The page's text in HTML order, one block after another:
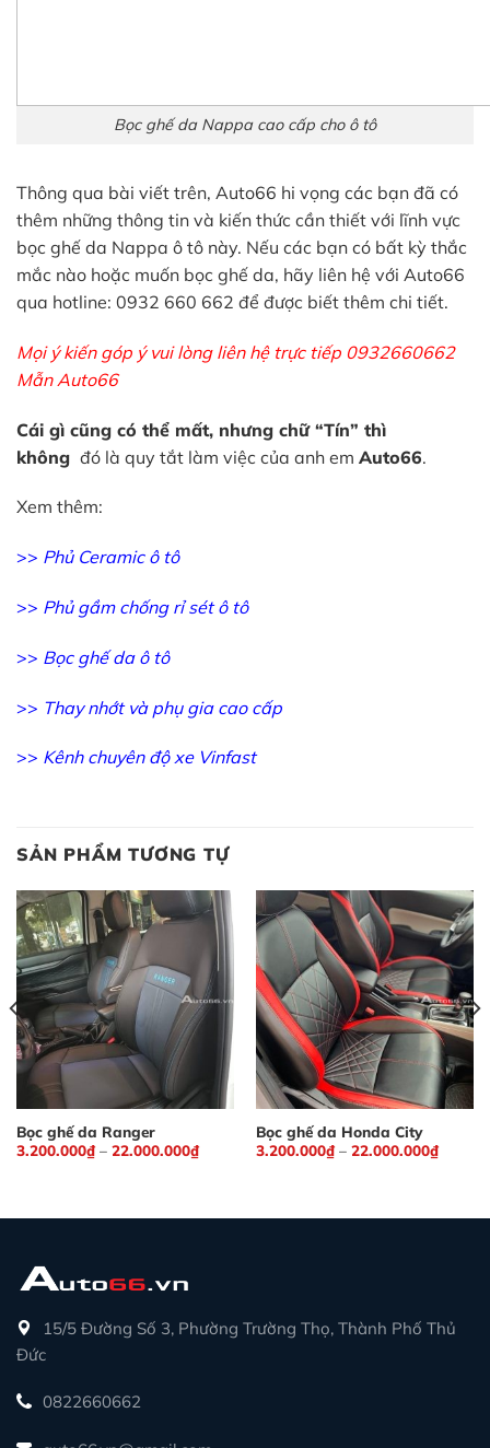
Bọc ghế da Nappa cao cấp cho ô tô
Thông qua bài viết trên, Auto66 hi vọng các bạn đã có
thêm những thông tin và kiến thức cần thiết với lĩnh vực
bọc ghế da Nappa ô tô này. Nếu các bạn có bất kỳ thắc
mắc nào hoặc muốn bọc ghế da, hãy liên hệ với Auto66
qua hotline: 0932 660 662 để được biết thêm chi tiết.
Mọi ý kiến góp ý vui lòng liên hệ trực tiếp 0932660662
Mẫn Auto66
Cái gì cũng có thể mất, nhưng chữ “Tín” thì
không đó là quy tắt làm việc của anh em Auto66.
Xem thêm:
>> Phủ Ceramic ô tô
>> Phủ gầm chống rỉ sét ô tô
>> Bọc ghế da ô tô
>> Thay nhớt và phụ gia cao cấp
>> Kênh chuyên độ xe Vinfast
SẢN PHẨM TƯƠNG TỰ
Bọc ghế da Ranger
3.200.000₫– 22.000.000₫
Bọc ghế da Honda City
3.200.000₫– 22.000.000₫
15/5 Đường Số 3, Phường Trường Thọ, Thành Phố Thủ
Đức
0822660662